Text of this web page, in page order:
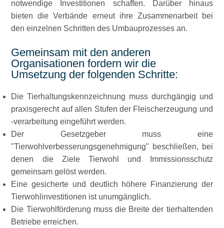
notwendige Investitionen schaffen. Darüber hinaus
bieten die Verbände erneut ihre Zusammenarbeit bei
den einzelnen Schritten des Umbauprozesses an.
Gemeinsam mit den anderen
Organisationen fordern wir die
Umsetzung der folgenden Schritte:
Die Tierhaltungskennzeichnung muss durchgängig und
praxisgerecht auf allen Stufen der Fleischerzeugung und
-verarbeitung eingeführt werden.
Der Gesetzgeber muss eine
Tierwohlverbesserungsgenehmigung
beschließen, bei
denen die Ziele Tierwohl und Immissionsschutz
gemeinsam gelöst werden.
Eine gesicherte und deutlich höhere Finanzierung der
Tierwohlinvestitionen ist unumgänglich.
Die Tierwohlförderung muss die Breite der tierhaltenden
Betriebe erreichen.